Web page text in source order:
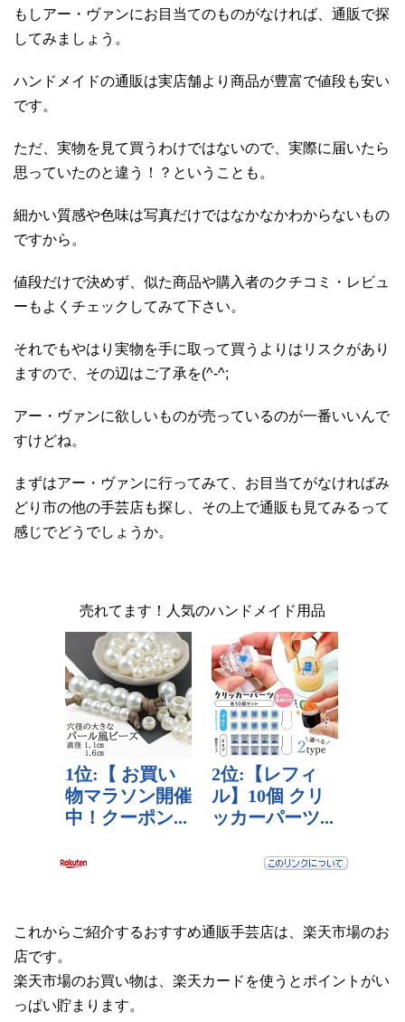
もしアー・ヴァンにお目当てのものがなければ、通販で探
してみましょう。
ハンドメイドの通販は実店舗より商品が豊富で値段も安い
です。
ただ、実物を見て買うわけではないので、実際に届いたら
思っていたのと違う！？ということも。
細かい質感や色味は写真だけではなかなかわからないもの
ですから。
値段だけで決めず、似た商品や購入者のクチコミ・レビュ
ーもよくチェックしてみて下さい。
それでもやはり実物を手に取って買うよりはリスクがあり
ますので、その辺はご了承を(^-^;
アー・ヴァンに欲しいものが売っているのが一番いいんで
すけどね。
まずはアー・ヴァンに行ってみて、お目当てがなければみ
どり市の他の手芸店も探し、その上で通販も見てみるって
感じでどうでしょうか。
売れてます！人気のハンドメイド用品
これからご紹介するおすすめ通販手芸店は、楽天市場のお
店です。
楽天市場のお買い物は、楽天カードを使うとポイントがい
っぱい貯まります。